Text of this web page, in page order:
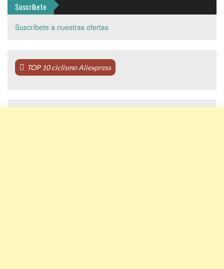
Suscríbete
Suscríbete a nuestras ofertas
TOP 10 ciclismo Aliexpress